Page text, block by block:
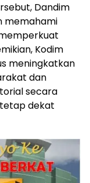
Dandim
memahami
Kodim
meningkatkan
dan
secara
dekat